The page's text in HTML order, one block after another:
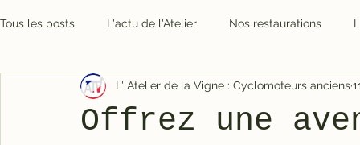
Tous les posts L'actu de l'Atelier Nos restaurations
Offrez une
L' Atelier de la Vigne : Cyclomoteurs anciens